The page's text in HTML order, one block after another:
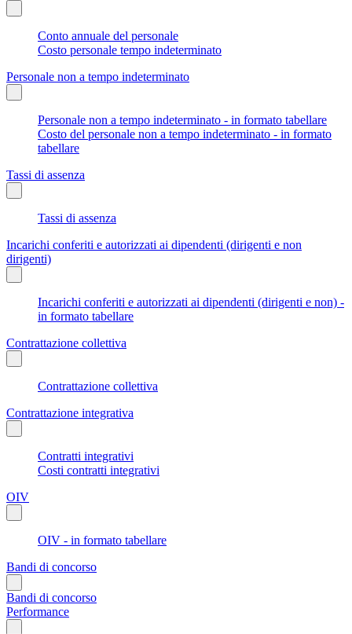
Conto annuale del personale
Costo personale tempo indeterminato
Personale non a tempo indeterminato
Personale non a tempo indeterminato - in formato tabellare
Costo del personale non a tempo indeterminato - in formato
tabellare
Tassi di assenza
Tassi di assenza
Incarichi conferiti e autorizzati ai dipendenti (dirigenti e non
dirigenti)
Incarichi conferiti e autorizzati ai dipendenti (dirigenti e non) -
in formato tabellare
Contrattazione collettiva
Contrattazione collettiva
Contrattazione integrativa
Contratti integrativi
Costi contratti integrativi
OIV
OIV - in formato tabellare
Bandi di concorso
Bandi di concorso
Performance